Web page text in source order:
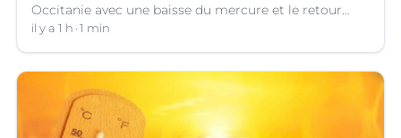
Occitanie avec une baisse du mercure et le retour
d'orages dans certains départements.
il y a 1 h 1 min